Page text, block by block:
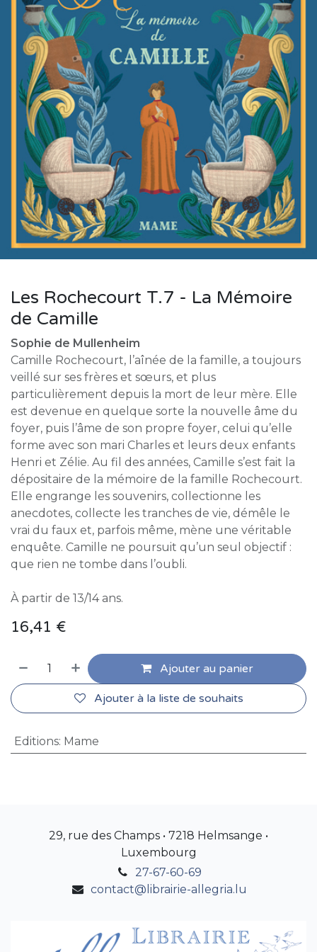
Les Rochecourt T.7 - La Mémoire
de Camille
Sophie de Mullenheim
Camille Rochecourt, l’aînée de la famille, a toujours
veillé sur ses frères et sœurs, et plus
particulièrement depuis la mort de leur mère. Elle
est devenue en quelque sorte la nouvelle âme du
foyer, puis l’âme de son propre foyer, celui qu’elle
forme avec son mari Charles et leurs deux enfants
Henri et Zélie. Au fil des années, Camille s’est fait la
dépositaire de la mémoire de la famille Rochecourt.
Elle engrange les souvenirs, collectionne les
anecdotes, collecte les tranches de vie, démêle le
vrai du faux et, parfois même, mène une véritable
enquête. Camille ne poursuit qu’un seul objectif :
que rien ne tombe dans l’oubli.
À partir de 13/14 ans.
16,41 €
Ajouter au panier
Ajouter à la liste de souhaits
Editions: Mame
29, rue des Champs • 7218 Helmsange •
Luxembourg
27-67-60-69
contact@librairie-allegria.lu